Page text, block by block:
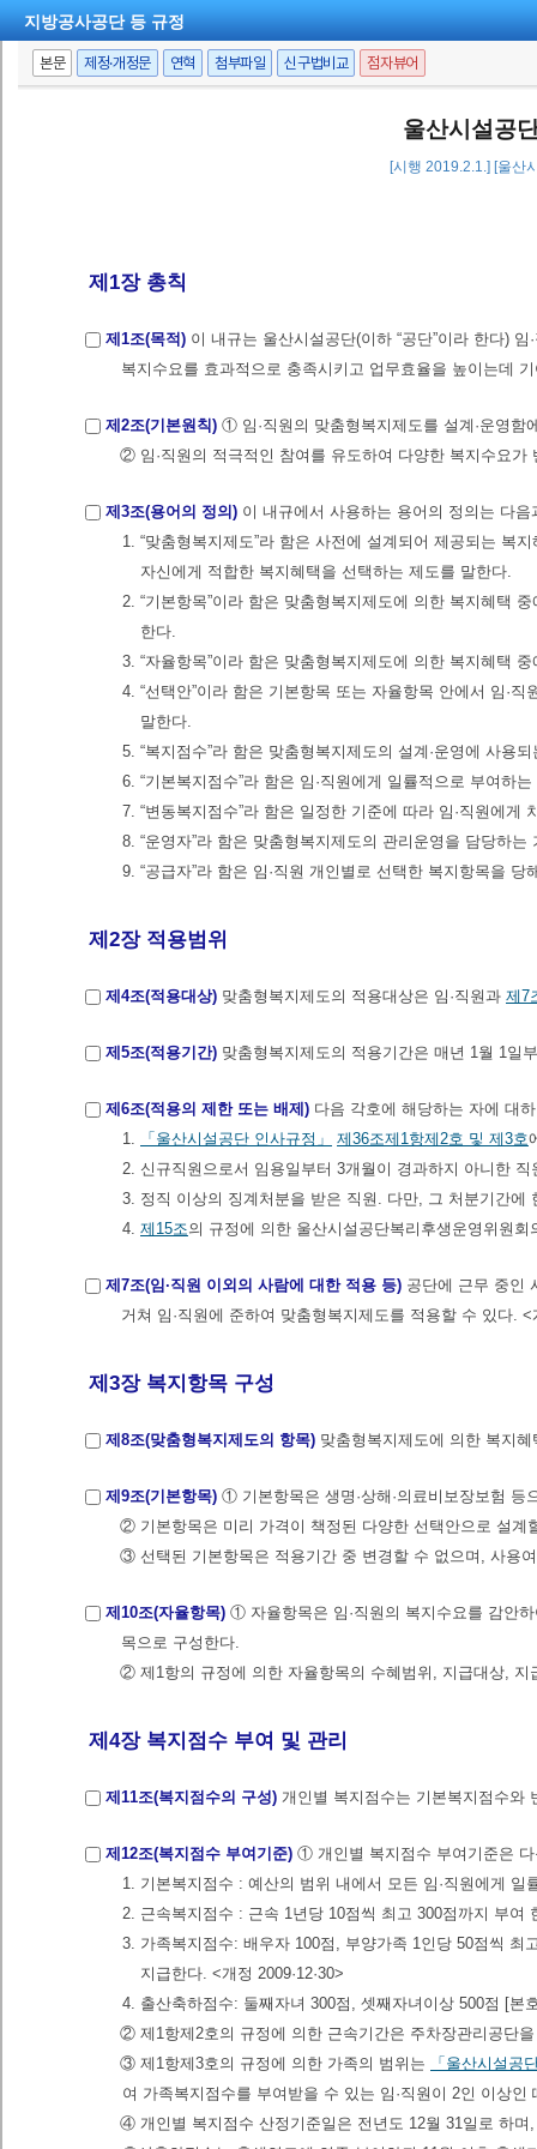
지방공사공단 등 규정
본문 제정·개정문 연혁 첨부파일 신구법비교 점자뷰어
울산시설공
[시행 2019.2.1.] [울산
제1장 총칙
제1조(목적) 이 내규는 울산시설공단(이하 “공단”이라 한다)
복지수요를 효과적으로 충족시키고 업무효율을 높이는데
제2조(기본원칙) ① 임·직원의 맞춤형복지제도를 설계·운영
② 임·직원의 적극적인 참여를 유도하여 다양한 복지수요
제3조(용어의 정의) 이 내규에서 사용하는 용어의 정의는 다
1. “맞춤형복지제도”라 함은 사전에 설계되어 제공되는 복
자신에게 적합한 복지혜택을 선택하는 제도를 말한다.
2. “기본항목”이라 함은 맞춤형복지제도에 의한 복지혜택
한다.
3. “자율항목”이라 함은 맞춤형복지제도에 의한 복지혜택
4. “선택안”이라 함은 기본항목 또는 자율항목 안에서 임·
말한다.
5. “복지점수”라 함은 맞춤형복지제도의 설계·운영에 사
6. “기본복지점수”라 함은 임·직원에게 일률적으로 부여하
7. “변동복지점수”라 함은 일정한 기준에 따라 임·직원에
8. “운영자”라 함은 맞춤형복지제도의 관리운영을 담당하
9. “공급자”라 함은 임·직원 개인별로 선택한 복지항목을
제2장 적용범위
제4조(적용대상) 맞춤형복지제도의 적용대상은 임·직원과 제7
제5조(적용기간) 맞춤형복지제도의 적용기간은 매년 1월 1일
제6조(적용의 제한 또는 배제) 다음 각호에 해당하는 자에 대
1.
「울산시설공단 인사규정」 제36조제1항제2호 및 제3호
2. 신규직원으로서 임용일부터 3개월이 경과하지 아니한 직
3. 정직 이상의 징계처분을 받은 직원. 다만, 그 처분기간에
4. 제15조의 규정에 의한 울산시설공단복리후생운영위원
제7조(임·직원 이외의 사람에 대한 적용 등) 공단에 근무 중인
거쳐 임·직원에 준하여 맞춤형복지제도를 적용할 수 있다. <
제3장 복지항목 구성
제8조(맞춤형복지제도의 항목) 맞춤형복지제도에 의한 복지
제9조(기본항목) ① 기본항목은 생명·상해·의료비보장보험
② 기본항목은 미리 가격이 책정된 다양한 선택안으로 설
③ 선택된 기본항목은 적용기간 중 변경할 수 없으며, 사용
제10조(자율항목) ① 자율항목은 임·직원의 복지수요를 감안
목으로 구성한다.
② 제1항의 규정에 의한 자율항목의 수혜범위, 지급대상,
제4장 복지점수 부여 및 관리
제11조(복지점수의 구성) 개인별 복지점수는 기본복지점수와
제12조(복지점수 부여기준) ① 개인별 복지점수 부여기준은 다
1. 기본복지점수 : 예산의 범위 내에서 모든 임·직원에게 일
2. 근속복지점수 : 근속 1년당 10점씩 최고 300점까지 부여
3. 가족복지점수: 배우자 100점, 부양가족 1인당 50점씩
지급한다. <개정 2009·12·30>
4. 출산축하점수: 둘째자녀 300점, 셋째자녀이상 500점 [본
② 제1항제2호의 규정에 의한 근속기간은 주차장관리공단
③ 제1항제3호의 규정에 의한 가족의 범위는
「울산시설공
여 가족복지점수를 부여받을 수 있는 임·직원이 2인 이상
④ 개인별 복지점수 산정기준일은 전년도 12월 31일로 하